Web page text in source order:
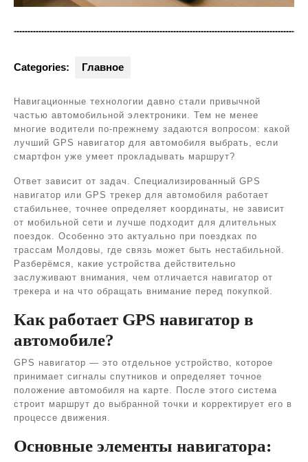
Categories: Главное
Навигационные технологии давно стали привычной
частью автомобильной электроники. Тем не менее
многие водители по-прежнему задаются вопросом: какой
лучший GPS навигатор для автомобиля выбрать, если
смартфон уже умеет прокладывать маршрут?
Ответ зависит от задач. Специализированный GPS
навигатор или GPS трекер для автомобиля работает
стабильнее, точнее определяет координаты, не зависит
от мобильной сети и лучше подходит для длительных
поездок. Особенно это актуально при поездках по
трассам Молдовы, где связь может быть нестабильной.
Разберёмся, какие устройства действительно
заслуживают внимания, чем отличается навигатор от
трекера и на что обращать внимание перед покупкой.
Как работает GPS навигатор в
автомобиле?
GPS навигатор — это отдельное устройство, которое
принимает сигналы спутников и определяет точное
положение автомобиля на карте. После этого система
строит маршрут до выбранной точки и корректирует его в
процессе движения.
Основные элементы навигатора: